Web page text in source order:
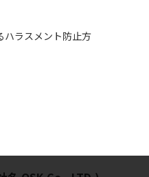
ハラスメント防止方